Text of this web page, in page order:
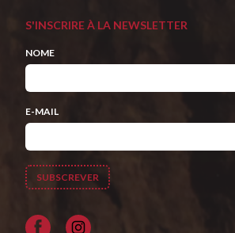
S'INSCRIRE À LA NEWSLETTER
NOME
E-MAIL
Facebook